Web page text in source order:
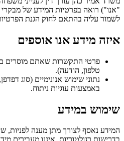
"אנו") רואה בפרטיות המידע של מבקרי
לשמור עליה בהתאם לחוק הגנת הפרטיות, תשמ"א-
איזה מידע אנו אוספים
פרטי התקשרות שאתם מוסרים
טלפון, הודעה).
נתוני שימוש אנונימיים (סוג
באמצעות עוגיות ניתוח.
שימוש במידע
המידע נאסף לצורך מתן מענה לפניות,